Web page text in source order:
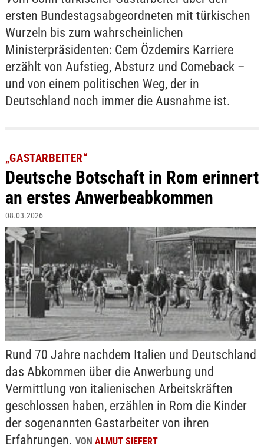
ersten Bundestagsabgeordneten mit türkischen
Wurzeln bis zum wahrscheinlichen
Ministerpräsidenten: Cem Özdemirs Karriere
erzählt von Aufstieg, Absturz und Comeback –
und von einem politischen Weg, der in
Deutschland noch immer die Ausnahme ist.
„GASTARBEITER“
Deutsche Botschaft in Rom erinnert
an erstes Anwerbeabkommen
08.03.2026
Rund 70 Jahre nachdem Italien und Deutschland
das Abkommen über die Anwerbung und
Vermittlung von italienischen Arbeitskräften
geschlossen haben, erzählen in Rom die Kinder
der sogenannten Gastarbeiter von ihren
Erfahrungen. VON ALMUT SIEFERT